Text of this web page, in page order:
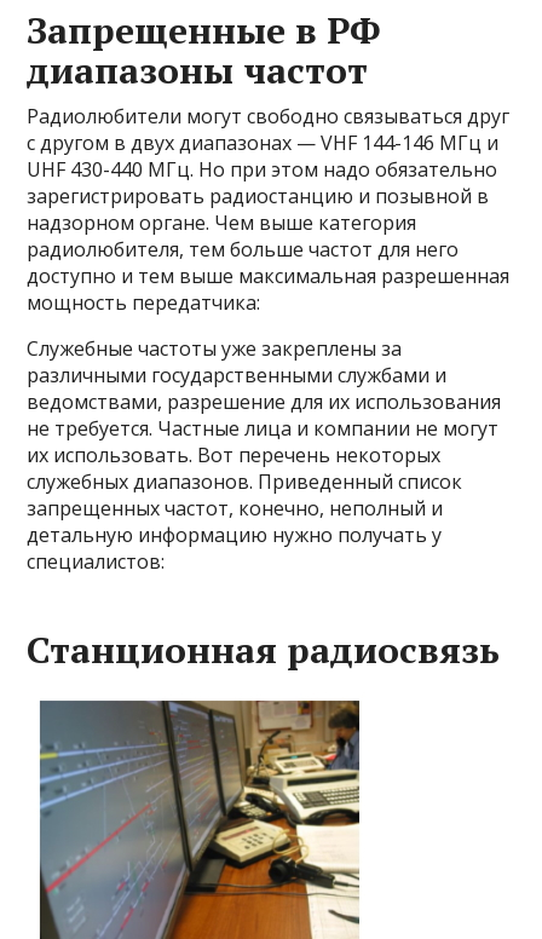
Запрещенные в РФ
диапазоны частот
Радиолюбители могут свободно связываться друг
с другом в двух диапазонах — VHF 144-146 МГц и
UHF 430-440 МГц. Но при этом надо обязательно
зарегистрировать радиостанцию и позывной в
надзорном органе. Чем выше категория
радиолюбителя, тем больше частот для него
доступно и тем выше максимальная разрешенная
мощность передатчика:
Служебные частоты уже закреплены за
различными государственными службами и
ведомствами, разрешение для их использования
не требуется. Частные лица и компании не могут
их использовать. Вот перечень некоторых
служебных диапазонов. Приведенный список
запрещенных частот, конечно, неполный и
детальную информацию нужно получать у
специалистов:
Станционная радиосвязь